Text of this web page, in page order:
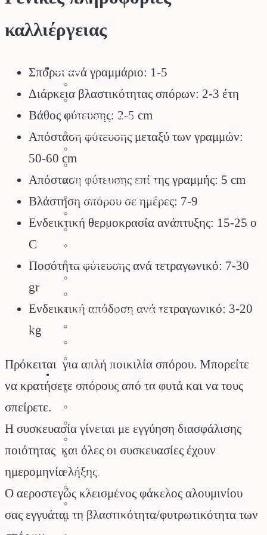
καλλιέργειας
Σπόροι ανά γραμμάριο: 1-5
Διάρκεια βλαστικότητας σπόρων: 2-3 έτη
Βάθος φύτευσης: 2-5 cm
Απόσταση φύτευσης μεταξύ των γραμμών:
50-60 cm
Απόσταση φύτευσης επί της γραμμής: 5 cm
Βλάστηση σπόρου σε ημέρες: 7-9
Ενδεικτική θερμοκρασία ανάπτυξης: 15-25 o
C
Ποσότητα φύτευσης ανά τετραγωνικό: 7-30
gr
Ενδεικτική απόδοση ανά τετραγωνικό: 3-20
kg
Πρόκειται για απλή ποικιλία σπόρου. Μπορείτε
να κρατήσετε σπόρους από τα φυτά και να τους
σπείρετε.
Η συσκευασία γίνεται με εγγύηση διασφάλισης
ποιότητας και όλες οι συσκευασίες έχουν
ημερομηνία λήξης.
Ο αεροστεγώς κλεισμένος φάκελος αλουμινίου
σας εγγυάται τη βλαστικότητα/φυτρωτικότητα των
Χορτοκοπτικά
Σύστημα Kombi
Σύστημα Multi
Μηχανές Γκαζόν
Ψαλίδια Μπορντούρας
Μηχανήματα Καθαρισμού
Ελαιοραβδιστικά
Αντλίες Νερού
Αξεσουάρ Μηχανημάτων
Stihl Collection
Πότισμα
Προγραμματιστές Κήπου
Εξαρτήματα Βρύσης
Πλαστικά Εξαρτήματα
Σταλάκτες – Μικροεξαρτήματα
Σωλήνες Αυτ. Ποτίσματος
Καλώδια Κήπου